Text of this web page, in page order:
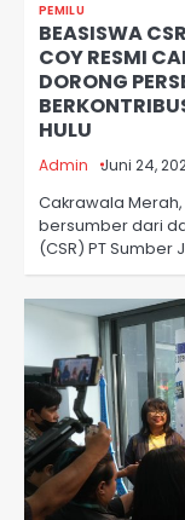
PEMILU
BEASISWA
COY RESMI
DORONG
HULU
Admin Juni 24,
Cakrawala
bersumber dari
(CSR) PT Sumber